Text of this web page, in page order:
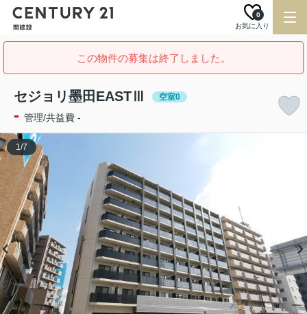
お気に入り
0
この物件の募集は終了しました。
セジョリ墨田EASTⅢ 空室0
- 管理/共益費 -
1/7